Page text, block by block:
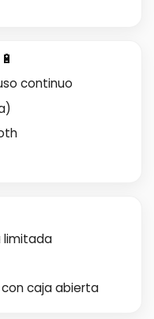
continuo
limitada
caja abierta